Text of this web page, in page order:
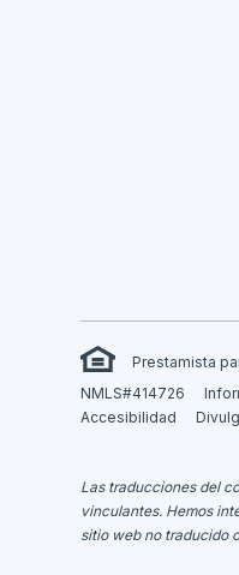
Prestamista
NMLS#414726
Accesibilidad
Las traducciones del
vinculantes. Hemos
sitio web no traducido